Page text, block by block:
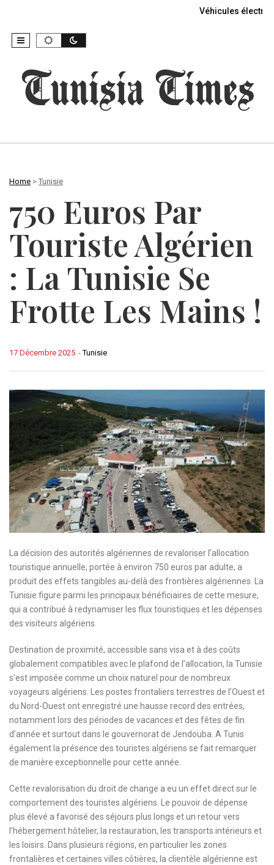
Véhicules
Home > Tunisie
750 Euros Par
Touriste Algérien
: La Tunisie Se
Frotte Les Mains !
-Tunisie
17 Décembre 2025
La décision des autorités algériennes de revaloriser l’allocation
touristique annuelle, portée à environ 750 euros par adulte, a
produit des effets tangibles au-delà des frontières algériennes. La
Tunisie figure parmi les principaux bénéficiaires de cette mesure,
qui a contribué à redynamiser les flux touristiques et les dépenses
des visiteurs algériens.
Destination de proximité, accessible sans visa et à des coûts
globalement compatibles avec le plafond de l’allocation, la Tunisie
s’est imposée comme un choix naturel pour de nombreux
voyageurs algériens. Les postes frontaliers terrestres de l’Ouest et
du Nord-Ouest ont enregistré une hausse record des entrées,
notamment lors des périodes de vacances et des fêtes de fin
d’année et surtout dans le gouvernorat de Jendouba. A Tunis
également la présence des touristes algériens se fait remarquer
de manière exceptionnelle pour cette année.
Cette revalorisation du droit de change a eu un effet direct sur le
comportement des touristes algériens. Le pouvoir de dépense
plus élevé a favorisé des séjours plus longs et un retour vers
l’hébergement hôtelier, la restauration, les transports intérieurs et
les loisirs. Dans plusieurs régions, en particulier les zones
frontalières et certaines villes côtières, la clientèle algérienne est